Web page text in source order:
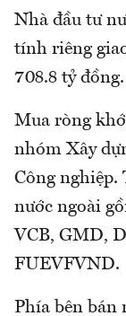
Nhà đầu tư
tính riêng
708.8 tỷ đồng.
Mua ròng
nhóm Xây
Công nghiệp.
nước ngoài
VCB, GMD,
FUEVFVND.
Phía bên bán